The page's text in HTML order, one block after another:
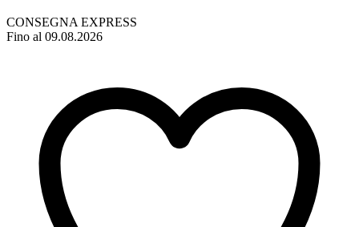
CONSEGNA EXPRESS
Fino al 09.08.2026